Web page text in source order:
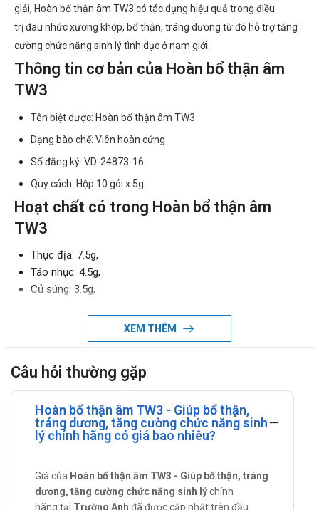
giải, Hoàn bổ thận âm TW3 có tác dụng hiệu quả trong điều
trị đau nhức xương khớp, bổ thận, tráng dương từ đó hỗ trợ tăng
cường chức năng sinh lý tình dục ở nam giới.
Thông tin cơ bản của Hoàn bổ thận âm
TW3
Tên biệt dược: Hoàn bổ thận âm TW3
Dạng bào chế: Viên hoàn cứng
Số đăng ký: VD-24873-16
Quy cách: Hộp 10 gói x 5g.
Hoạt chất có trong Hoàn bổ thận âm
TW3
Thục địa: 7.5g,
Táo nhục: 4.5g,
Củ súng: 3.5g,
Một số thông tin về thành phần của Hoàn
bổ thận âm TW3
Hoài sơn: Có tác dụng kiện tỳ, bổ phế, ích thận, ích khí, cố
tinh, bổ tỳ âm, vị âm, phế âm, thận âm, sinh tân chỉ khát,
bình suyễn, sáp tinh.
sáp tinh.
Táo chua: Có tác dụng giúp lợi tiểu.
XEM THÊM
Câu hỏi thường gặp
Hoàn bổ thận âm TW3 - Giúp bổ thận,
tráng dương, tăng cường chức năng sinh
lý chính hãng có giá bao nhiêu?
Giá của Hoàn bổ thận âm TW3 - Giúp bổ thận, tráng
dương, tăng cường chức năng sinh lýchính
hãng tại Trường Anh đã được cập nhật trên đầu